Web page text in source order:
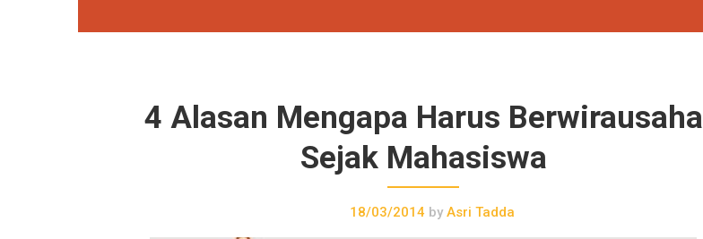
4 Alasan Mengapa Harus Berwirausaha
Sejak Mahasiswa
18/03/2014 by Asri Tadda